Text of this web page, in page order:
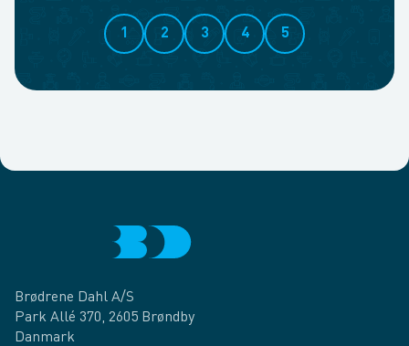
1 2 3 4 5
Brødrene Dahl A/S
Park Allé 370, 2605 Brøndby
Danmark